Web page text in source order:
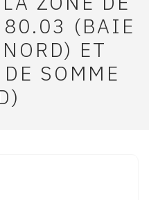
80.03 (BAIE
ET
SOMME